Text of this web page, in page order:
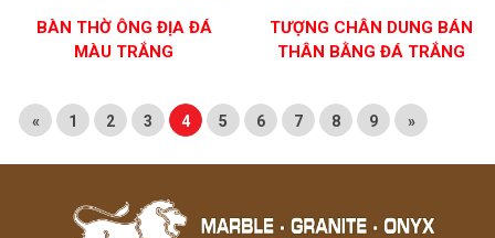
BÀN THỜ ÔNG ĐỊA ĐÁ
MÀU TRẮNG
TƯỢNG CHÂN DUNG BÁN
THÂN BẰNG ĐÁ TRẮNG
« 1 2 3 4 5 6 7 8 9 »